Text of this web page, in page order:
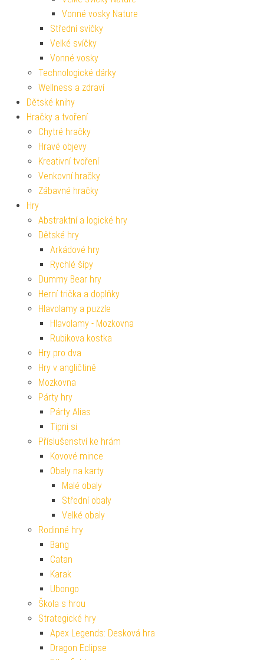
Vonné vosky Nature
Střední svíčky
Velké svíčky
Vonné vosky
Technologické dárky
Wellness a zdraví
Dětské knihy
Hračky a tvoření
Chytré hračky
Hravé objevy
Kreativní tvoření
Venkovní hračky
Zábavné hračky
Hry
Abstraktní a logické hry
Dětské hry
Arkádové hry
Rychlé šípy
Dummy Bear hry
Herní trička a doplňky
Hlavolamy a puzzle
Hlavolamy - Mozkovna
Rubikova kostka
Hry pro dva
Hry v angličtině
Mozkovna
Párty hry
Párty Alias
Tipni si
Příslušenství ke hrám
Kovové mince
Obaly na karty
Malé obaly
Střední obaly
Velké obaly
Rodinné hry
Bang
Catan
Karak
Ubongo
Škola s hrou
Strategické hry
Apex Legends: Desková hra
Dragon Eclipse